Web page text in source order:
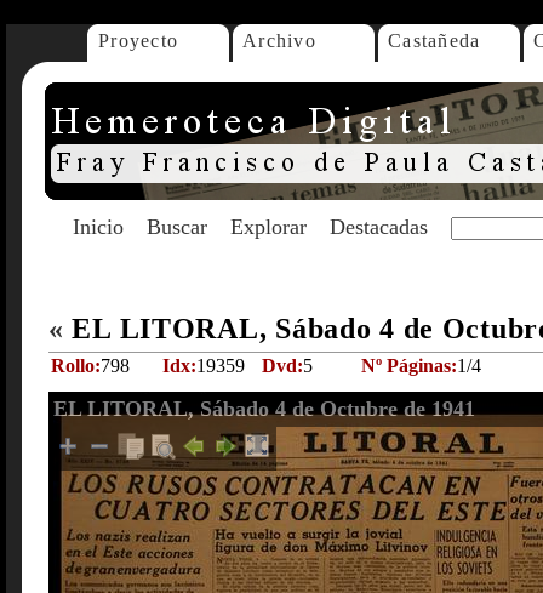
Proyecto Archivo Castañeda
Inicio Buscar Explorar Destacadas
« EL LITORAL, Sábado 4 de
Rollo:798 Idx:19359 Dvd:5 Nº Páginas:1/4
EL LITORAL, Sábado 4 de Octubre de 1941